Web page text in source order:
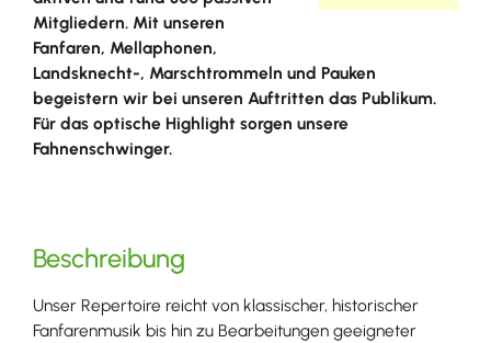
Mitgliedern. Mit unseren
Fanfaren, Mellaphonen,
Landsknecht-, Marschtrommeln und Pauken
begeistern wir bei unseren Auftritten das Publikum.
Für das optische Highlight sorgen unsere
Fahnenschwinger.
Beschreibung
Unser Repertoire reicht von klassischer, historischer
Fanfarenmusik bis hin zu Bearbeitungen geeigneter